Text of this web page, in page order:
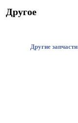
Другое
Другие запчасти